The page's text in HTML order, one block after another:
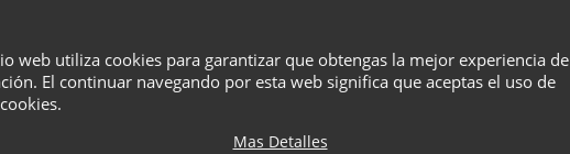
web utiliza cookies para garantizar que obtengas la mejor experiencia de
El continuar navegando por esta web significa que aceptas el uso de
Mas Detalles